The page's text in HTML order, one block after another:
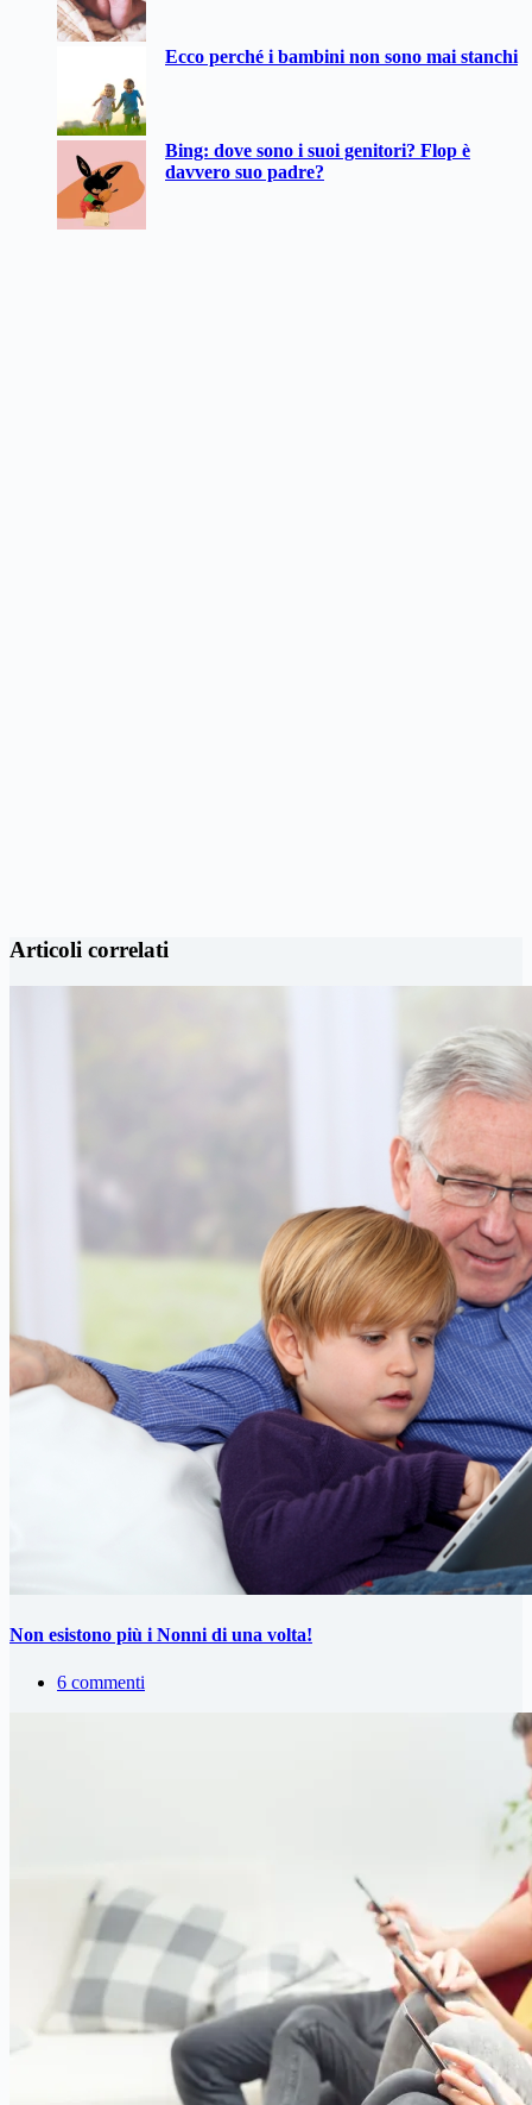
Ecco perché i bambini non sono mai stanchi
Bing: dove sono i suoi genitori? Flop è
davvero suo padre?
Articoli correlati
Non esistono più i Nonni di una volta!
6 commenti